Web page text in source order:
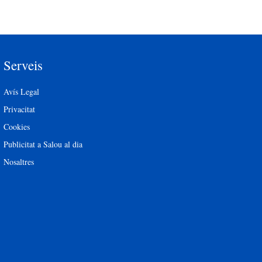
Serveis
Avís Legal
Privacitat
Cookies
Publicitat a Salou al dia
Nosaltres